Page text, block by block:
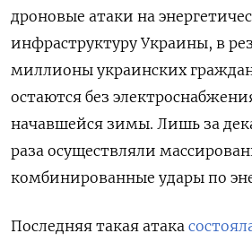
дроновые атаки на
инфраструктуру Украины, в
миллионы украинских
остаются без
начавшейся зимы. Лишь за
раза осуществляли
комбинированные удары по
Последняя такая атака